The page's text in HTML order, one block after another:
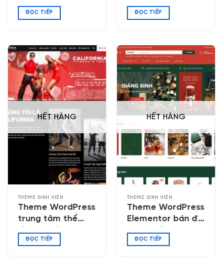
công nghệ 04
ĐỌC TIẾP
máy chạy bộ
ĐỌC TIẾP
HẾT HÀNG
THEME SINH VIÊN
Theme WordPress
trung tâm thể
hình – phòng tập
gym 04
ĐỌC TIẾP
HẾT HÀNG
THEME SINH VIÊN
Theme WordPress
Elementor bán đồ
trang trí, quà
tặng
ĐỌC TIẾP